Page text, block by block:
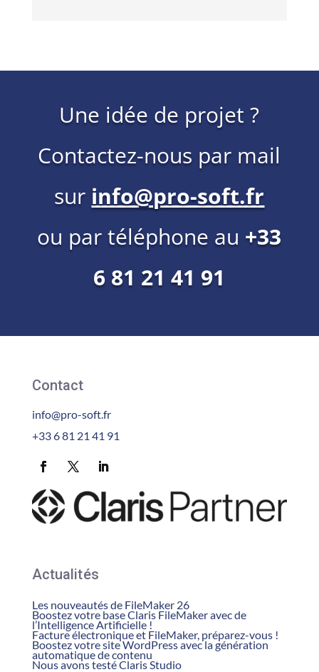
Une idée de projet ?
Contactez-nous par mail
sur info@pro-soft.fr
ou par téléphone au +33
6 81 21 41 91
Contact
info@pro-soft.fr
+33 6 81 21 41 91
Actualités
Les nouveautés de FileMaker 26
Boostez votre base Claris FileMaker avec de
l’Intelligence Artificielle !
Facture électronique et FileMaker, préparez-vous !
Boostez votre site WordPress avec la génération
automatique de contenu
Nous avons testé Claris Studio